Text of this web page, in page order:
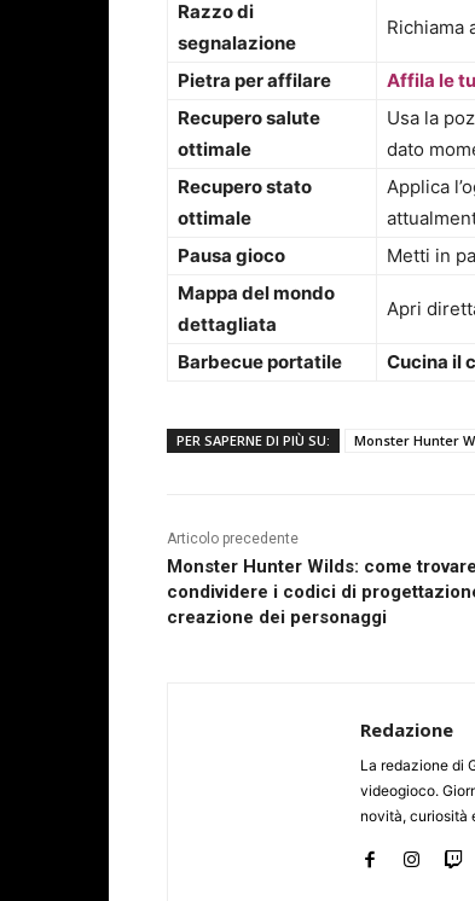
Razzo di
segnalazione
Richiama
Pietra per affilare Affila le
Recupero salute
ottimale
Usa la
dato
Recupero stato
ottimale
Applica
Pausa gioco
Metti in
Mappa del mondo
dettagliata
Apri
Barbecue portatile Cucina il
PER SAPERNE DI PIÙ SU: Monster Hunter
Articolo precedente
Monster Hunter Wilds: come
condividere i codici di
creazione dei personaggi
Redazione
La redazione di
videogioco.
novità, curiosità